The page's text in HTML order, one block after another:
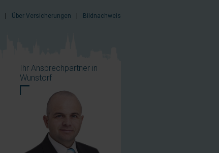
Über Versicherungen Bildnachweis
Ihr Ansprechpartner in
Wunstorf